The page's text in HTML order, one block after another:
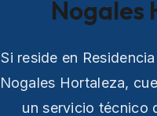
Nogales
Si reside en
Nogales Hortaleza,
un servicio técnico